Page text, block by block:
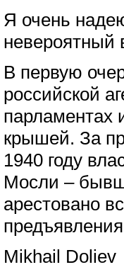
Я очень
невероятный
В первую
российской
парламентах
крышей. За
1940 году
Мосли –
арестовано
Mikhail Doliev